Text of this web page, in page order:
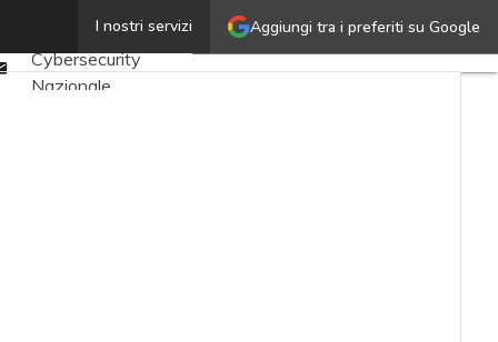
Aggiungi tra i preferiti su Google
I nostri servizi
Email
Ultimi articoli
Cybersecurity
Nazionale